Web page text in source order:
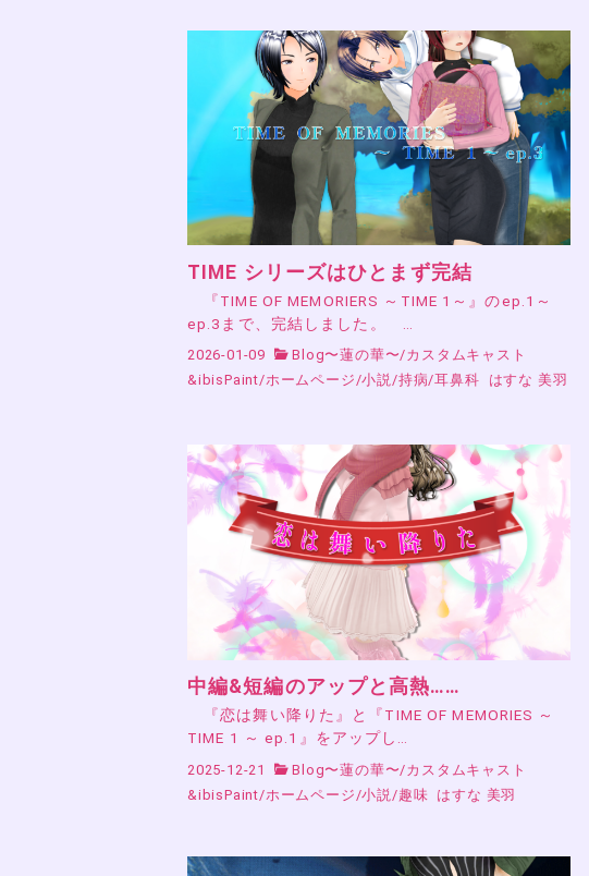
TIME シリーズはひとまず完結
『TIME OF MEMORIERS ～TIME 1～』のep.1～
ep.3まで、完結しました。 …
2026-01-09 Blog〜蓮の華〜/カスタムキャスト
&ibisPaint/ホームページ/小説/持病/耳鼻科 はすな 美羽
中編&短編のアップと高熱……
『恋は舞い降りた』と『TIME OF MEMORIES ～
TIME 1 ～ ep.1』をアップし…
2025-12-21 Blog〜蓮の華〜/カスタムキャスト
&ibisPaint/ホームページ /小説 /趣味 はすな 美羽